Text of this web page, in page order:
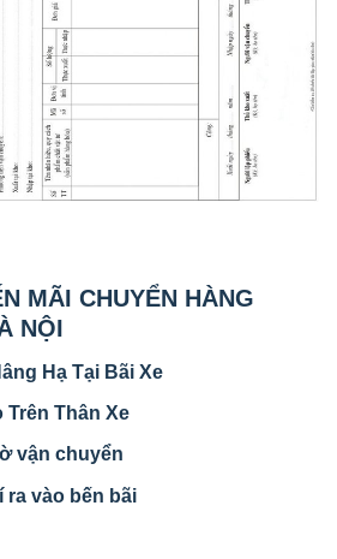
MÃI CHUYỂN HÀNG
NỘI
Hạ Tại Bãi Xe
Trên Thân Xe
vận chuyển
ra vào bến bãi